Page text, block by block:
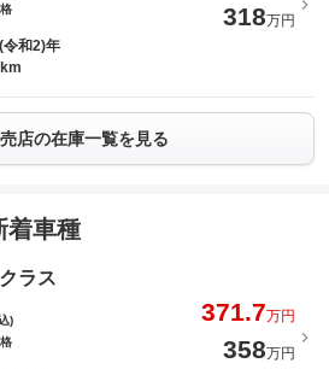
318万円
和2)年
店の在庫一覧を見る
着車種
ラス
)
371.7万円
358万円